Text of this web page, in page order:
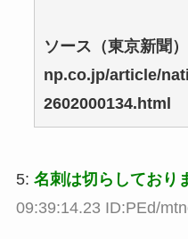
ソース（東京新
np.co.jp/article/
2602000134.html
5: 名刺は切らしており
09:39:14.23 ID:PEd/